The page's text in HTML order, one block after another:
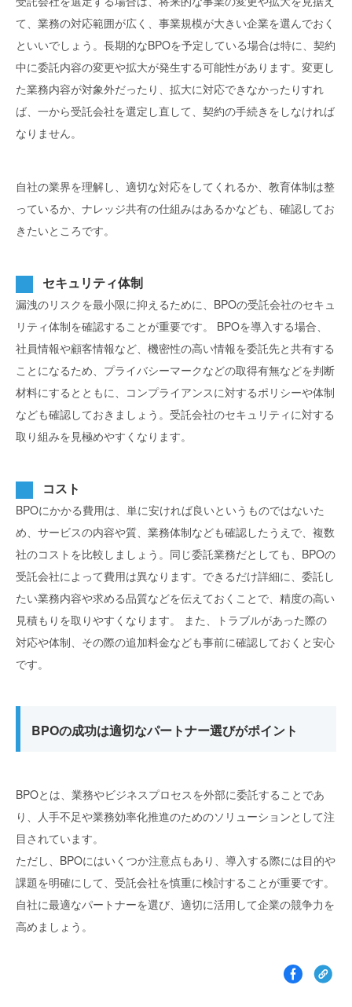
て、業務の対応範囲が広く、事業規模が大きい企業を選んでおく
といいでしょう。長期的なBPOを予定している場合は特に、契約
中に委託内容の変更や拡大が発生する可能性があります。変更し
た業務内容が対象外だったり、拡大に対応できなかったりすれ
ば、一から受託会社を選定し直して、契約の手続きをしなければ
なりません。
自社の業界を理解し、適切な対応をしてくれるか、教育体制は整
っているか、ナレッジ共有の仕組みはあるかなども、確認してお
きたいところです。
セキュリティ体制
漏洩のリスクを最小限に抑えるために、BPOの受託会社のセキュ
リティ体制を確認することが重要です。
BPOを導入する場合、
社員情報や顧客情報など、機密性の高い情報を委託先と共有する
ことになるため、プライバシーマークなどの取得有無などを判断
材料にするとともに、コンプライアンスに対するポリシーや体制
なども確認しておきましょう。受託会社のセキュリティに対する
取り組みを見極めやすくなります。
コスト
BPOにかかる費用は、単に安ければ良いというものではないた
め、サービスの内容や質、業務体制なども確認したうえで、複数
社のコストを比較しましょう。同じ委託業務だとしても、BPOの
受託会社によって費用は異なります。できるだけ詳細に、委託し
たい業務内容や求める品質などを伝えておくことで、精度の高い
見積もりを取りやすくなります。
また、トラブルがあった際の
対応や体制、その際の追加料金なども事前に確認しておくと安心
です。
BPOの成功は適切なパートナー選びがポイント
BPOとは、業務やビジネスプロセスを外部に委託することであ
り、人手不足や業務効率化推進のためのソリューションとして注
目されています。
ただし、BPOにはいくつか注意点もあり、導入する際には目的や
課題を明確にして、受託会社を慎重に検討することが重要です。
自社に最適なパートナーを選び、適切に活用して企業の競争力を
高めましょう。